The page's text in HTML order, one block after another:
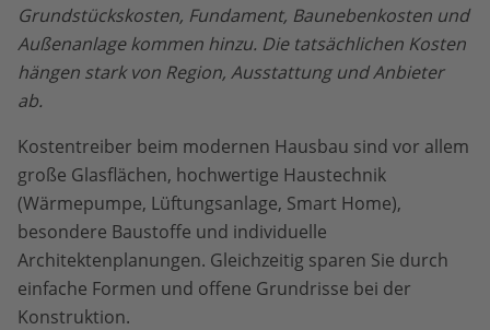
Grundstückskosten, Fundament, Baunebenkosten und
Außenanlage kommen hinzu. Die tatsächlichen Kosten
hängen stark von Region, Ausstattung und Anbieter
ab.
Kostentreiber beim modernen Hausbau sind vor allem
große Glasflächen, hochwertige Haustechnik
(Wärmepumpe, Lüftungsanlage, Smart Home),
besondere Baustoffe und individuelle
Architektenplanungen. Gleichzeitig sparen Sie durch
einfache Formen und offene Grundrisse bei der
Konstruktion.